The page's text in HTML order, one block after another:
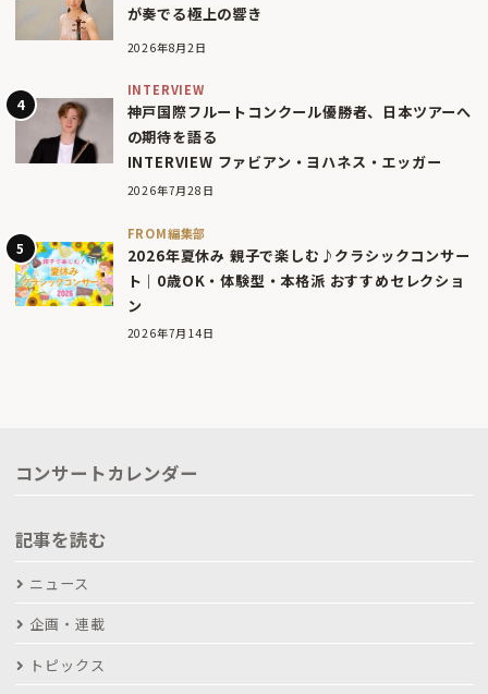
が奏でる極上の響き
2026年8月2日
INTERVIEW
神戸国際フルートコンクール優勝者、日本ツアーへ
の期待を語る
INTERVIEW ファビアン・ヨハネス・エッガー
2026年7月28日
FROM編集部
2026年夏休み 親子で楽しむ♪クラシックコンサー
ト｜0歳OK・体験型・本格派 おすすめセレクショ
ン
2026年7月14日
コンサートカレンダー
記事を読む
ニュース
企画・連載
トピックス